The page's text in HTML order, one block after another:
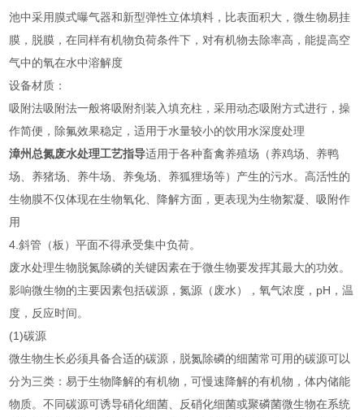
池中采用膜式曝气器和新型弹性立体填料，比表面积大，微生物易挂
膜，脱膜，在同样有机物负荷条件下，对有机物去除率高，能提高空
气中的氧在水中溶解度
设备材质：
吸附法吸附法一般将吸附剂装入填充柱，采用动态吸附方式进行，操
作简便，除氟效果稳定，适用于水量较小的饮用水深度处理
漳州总氮废水处理工艺指导适用于各种畜禽养殖场（养鸡场、养鸭
场、养猪场、养牛场、养兔场、养狐狸场等）产生的污水。高活性的
生物膜不仅体现在生物氧化、降解方面，更表现为生物絮凝、吸附作
用
4.斜管（板）平面不得承受集中负荷。
废水处理生物脱氮除磷的关键因素在于微生物要发挥其最大的功效。
影响微生物的主要因素包括碳源，氮源（废水），氧气浓度，pH，温
度，反应时间。
(1)碳源
微生物生长必须具备合适的碳源，脱氮除磷的细菌常可用的碳源可以
分为三类：易于生物降解的有机物，可慢速降解的有机物，体内储能
物质。不同碳源可诱导硝化细菌、反硝化细菌或聚磷菌微生物在系统